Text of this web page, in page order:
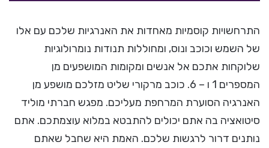
התרחשויות קוסמיות מאחדות את האנרגיות שלכם עם אלו
של השמש וכוכב ונוס, ומחוללות תנודות נומרולוגיות
שלוקחות אתכם אל אנשים ומקומות המושפעים מן
המספרים 1 ו – 6. כוכב מרקורי שליט מזלכם מושפע מן
האנרגיה הסוערת המרחפת מעליכם. מפגש חברתי מוליד
סיטואציה בה אתם יכולים להתבטא במלוא עוצמתכם. אתם
נותנים דרור לרגשות שלכם. האמת היא שחבל שאתם